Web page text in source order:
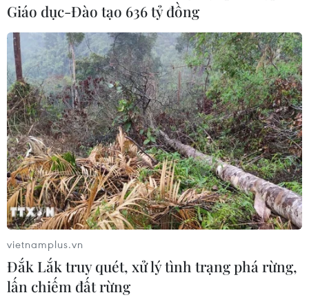
Mexico, Canada theo kế
hoạch ban đầu
Tổng thống Trump tuyên bố rằng
các mức thuế áp đặt đối với
Mexico và Canada sẽ có hiệu lực
từ ngày 4/3, đúng theo kế hoạch
ban đầu do tình trạng buôn lậu
ma túy từ hai nước này vào Mỹ
vẫn tiếp diễn.
(Vietnam+)
Giáo dục-Đào tạo 636 tỷ đồng
vietnamplus.vn
Đắk Lắk truy quét, xử lý tình trạng phá rừng,
lấn chiếm đất rừng